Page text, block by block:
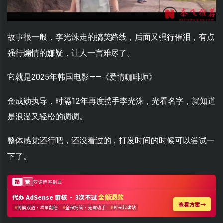
故事很一般，李光洙走的搞笑路线，后面又强行催泪，有点
强行煽情的嫌疑，让人一言难尽了。
它就是2025年韩国电影——《爱情咖啡师》
金成勋执导，时隔12年再度携手李光洙，光看名字，就知道
是浪漫又轻松的调调。
整体感觉还行吧，还没看过的，打发时间的时候可以尝试一
下了。